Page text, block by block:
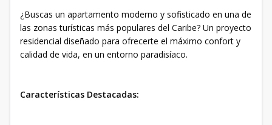
¿Buscas un apartamento moderno y sofisticado en una de
las zonas turísticas más populares del Caribe? Un proyecto
residencial diseñado para ofrecerte el máximo confort y
calidad de vida, en un entorno paradisíaco.
Características Destacadas: